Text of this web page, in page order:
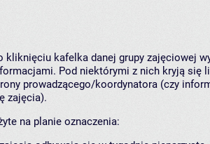
kliknięciu kafelka danej grupy zajęciowej
Pod niektórymi z nich kryją się
prowadzącego/koordynatora (czy
zajęcia).
na planie oznaczenia: